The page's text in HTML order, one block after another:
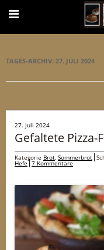
TAGES-ARCHIV: 27. JULI 2024
27. Juli 2024
Gefaltete Pizza-
Kategorie Brot, Sommerbrot
Hefe 7 Kommentare